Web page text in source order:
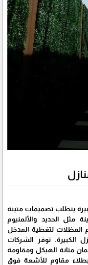
يتطلب تصميمات متينة
مثل الحديد والألمنيوم
المظلات لتغطية المدخل
الكبيرة. توفر الشركات
متانة الهيكل ومقاومة
مقاوم للأشعة فوق